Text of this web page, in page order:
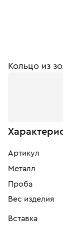
Кольцо из
Артикул
Металл
Проба
Вес изделия
Вставка